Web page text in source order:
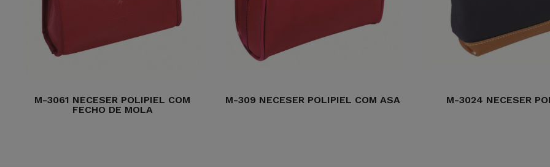
M-3061 NECESER POLIPIEL COM
FECHO DE MOLA
M-309 NECESER POLIPIEL COM ASA M-3024 NECESER